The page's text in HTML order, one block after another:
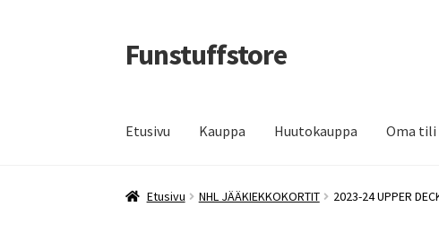
Siirry
navigointiin
Siirry
sisältöön
Funstuffstore
Etusivu Kauppa Huutokauppa Oma tili
Etusivu NHL JÄÄKIEKKOKORTIT 2023-24 UPPER